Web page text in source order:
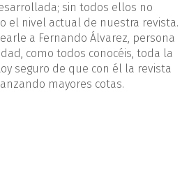
sin todos ellos no
el nivel actual de nuestra revista.
a Fernando Álvarez, persona
como todos conocéis, toda la
seguro de que con él la revista
mayores cotas.